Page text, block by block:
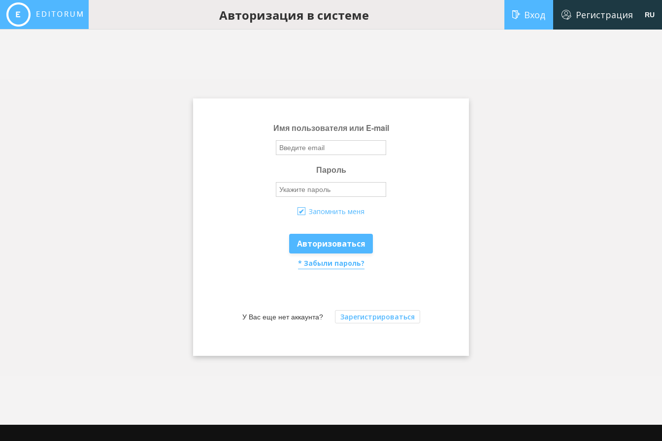
Авторизация в системе Вход Регистрация RU
Имя пользователя или E-mail
Пароль
Запомнить меня
Авторизоваться
* Забыли пароль?
У Вас еще нет аккаунта? Зарегистрироваться